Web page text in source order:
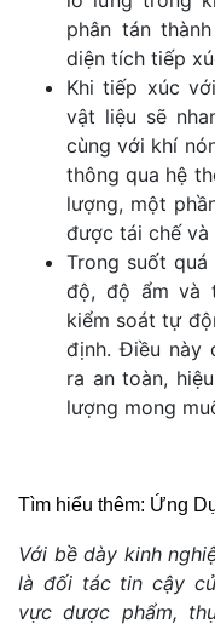
phân tán
diện tích tiếp
Khi tiếp xúc
vật liệu sẽ
cùng với khí
thông qua hệ
lượng, một
được tái chế và
Trong suốt
độ, độ ẩm và
kiểm soát tự
định. Điều này
ra an toàn,
lượng mong
Tìm hiểu thêm: Ứng
Với bề dày kinh
là đối tác tin cậy
vực dược phẩm,